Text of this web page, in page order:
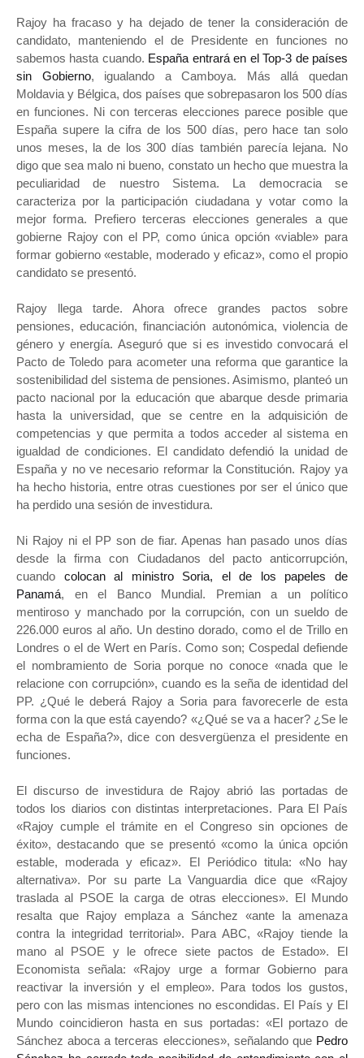
Rajoy ha fracaso y ha dejado de tener la consideración de
candidato, manteniendo el de Presidente en funciones no
sabemos hasta cuando. España entrará en el Top-3 de países
sin Gobierno, igualando a Camboya. Más allá quedan
Moldavia y Bélgica, dos países que sobrepasaron los 500 días
en funciones. Ni con terceras elecciones parece posible que
España supere la cifra de los 500 días, pero hace tan solo
unos meses, la de los 300 días también parecía lejana. No
digo que sea malo ni bueno, constato un hecho que muestra la
peculiaridad de nuestro Sistema. La democracia se
caracteriza por la participación ciudadana y votar como la
mejor forma. Prefiero terceras elecciones generales a que
gobierne Rajoy con el PP, como única opción «viable» para
formar gobierno «estable, moderado y eficaz», como el propio
candidato se presentó.
Rajoy llega tarde. Ahora ofrece grandes pactos sobre
pensiones, educación, financiación autonómica, violencia de
género y energía. Aseguró que si es investido convocará el
Pacto de Toledo para acometer una reforma que garantice la
sostenibilidad del sistema de pensiones. Asimismo, planteó un
pacto nacional por la educación que abarque desde primaria
hasta la universidad, que se centre en la adquisición de
competencias y que permita a todos acceder al sistema en
igualdad de condiciones. El candidato defendió la unidad de
España y no ve necesario reformar la Constitución. Rajoy ya
ha hecho historia, entre otras cuestiones por ser el único que
ha perdido una sesión de investidura.
Ni Rajoy ni el PP son de fiar. Apenas han pasado unos días
desde la firma con Ciudadanos del pacto anticorrupción,
cuando colocan al ministro Soria, el de los papeles de
Panamá, en el Banco Mundial. Premian a un político
mentiroso y manchado por la corrupción, con un sueldo de
226.000 euros al año. Un destino dorado, como el de Trillo en
Londres o el de Wert en París. Como son; Cospedal defiende
el nombramiento de Soria porque no conoce «nada que le
relacione con corrupción», cuando es la seña de identidad del
PP. ¿Qué le deberá Rajoy a Soria para favorecerle de esta
forma con la que está cayendo? «¿Qué se va a hacer? ¿Se le
echa de España?», dice con desvergüenza el presidente en
funciones.
El discurso de investidura de Rajoy abrió las portadas de
todos los diarios con distintas interpretaciones. Para El País
«Rajoy cumple el trámite en el Congreso sin opciones de
éxito», destacando que se presentó «como la única opción
estable, moderada y eficaz». El Periódico titula: «No hay
alternativa». Por su parte La Vanguardia dice que «Rajoy
traslada al PSOE la carga de otras elecciones». El Mundo
resalta que Rajoy emplaza a Sánchez «ante la amenaza
contra la integridad territorial». Para ABC, «Rajoy tiende la
mano al PSOE y le ofrece siete pactos de Estado». El
Economista señala: «Rajoy urge a formar Gobierno para
reactivar la inversión y el empleo». Para todos los gustos,
pero con las mismas intenciones no escondidas. El País y El
Mundo coincidieron hasta en sus portadas: «El portazo de
Sánchez aboca a terceras elecciones», señalando que Pedro